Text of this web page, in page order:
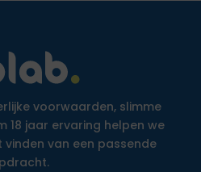
voorwaarden, slimme
18 jaar ervaring helpen we
van een passende